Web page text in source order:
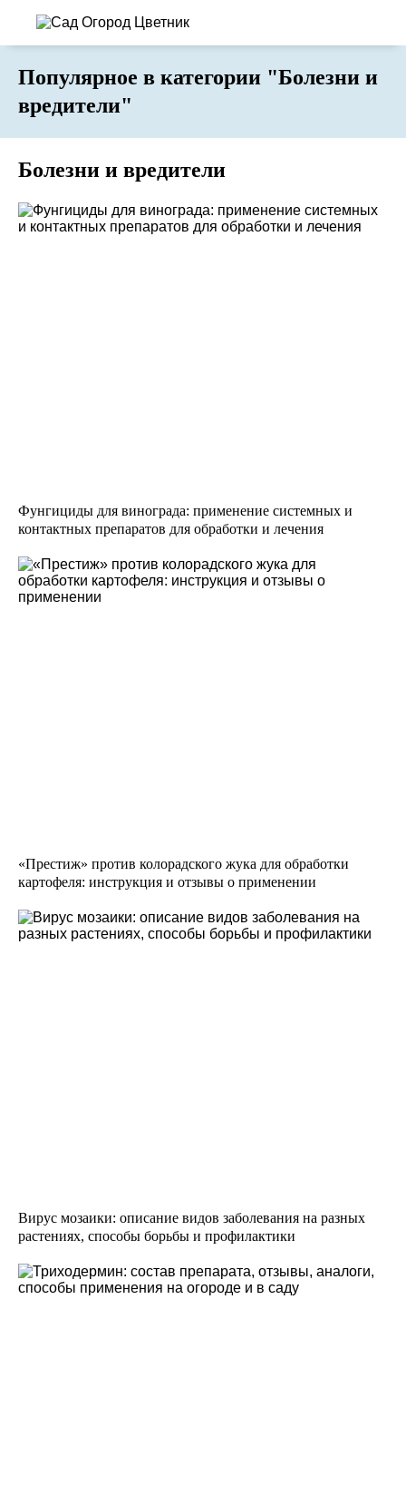
Популярное в категории "Болезни и
вредители"
Болезни и вредители
Фунгициды для винограда: применение системных и
контактных препаратов для обработки и лечения
«Престиж» против колорадского жука для обработки
картофеля: инструкция и отзывы о применении
Вирус мозаики: описание видов заболевания на разных
растениях, способы борьбы и профилактики